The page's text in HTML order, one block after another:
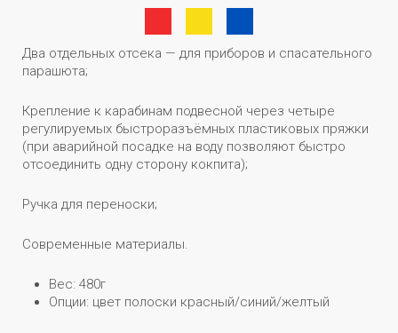
Два отдельных отсека — для приборов и спасательного
парашюта;
Крепление к карабинам подвесной через четыре
регулируемых быстроразъёмных пластиковых пряжки
(при аварийной посадке на воду позволяют быстро
отсоединить одну сторону кокпита);
Ручка для переноски;
Современные материалы.
Вес: 480г
Опции: цвет полоски красный/синий/желтый